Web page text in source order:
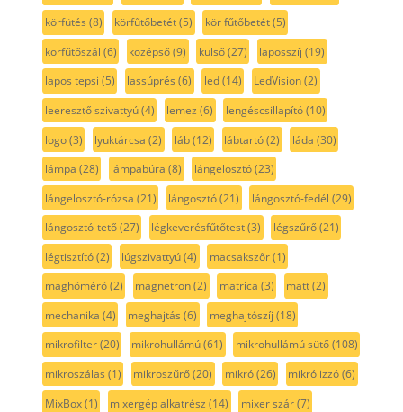
körfütés (8) körfűtőbetét(5) kör fűtőbetét(5)
körfűtőszál (6) középső(9) külső(27) laposszíj (19)
lapos tepsi (5) lassúprés (6) led(14) LedVision(2)
leeresztő szivattyú(4) lemez (6) lengéscsillapító(10)
logo(3) lyuktárcsa (2) láb(12) lábtartó(2) láda (30)
lámpa (28) lámpabúra (8) lángelosztó(23)
lángelosztó-rózsa (21) lángosztó(21) lángosztó-fedél (29)
lángosztó-tető(27) légkeverésfűtőtest(3) légszűrő(21)
légtisztító(2) lúgszivattyú(4) macsakszőr(1)
maghőmérő(2) magnetron(2) matrica (3) matt(2)
mechanika (4) meghajtás (6) meghajtószíj (18)
mikrofilter(20) mikrohullámú(61) mikrohullámú sütő(108)
mikroszálas (1) mikroszűrő(20) mikró(26) mikró izzó(6)
MixBox(1) mixergép alkatrész (14) mixer szár(7)